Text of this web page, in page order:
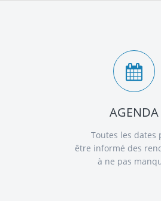
AGENDA
Toutes les dates
être informé des
à ne pas